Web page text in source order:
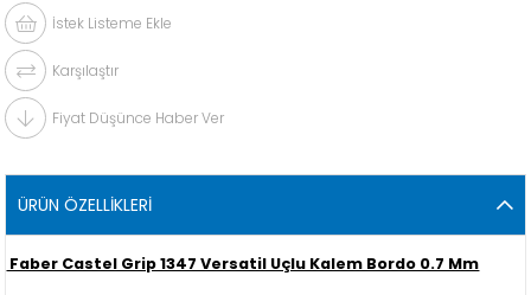
İstek Listeme Ekle
Karşılaştır
Fiyat Düşünce Haber Ver
ÜRÜN ÖZELLIKLERI
Faber Castel Grip 1347 Versatil Uçlu Kalem Bordo 0.7 Mm